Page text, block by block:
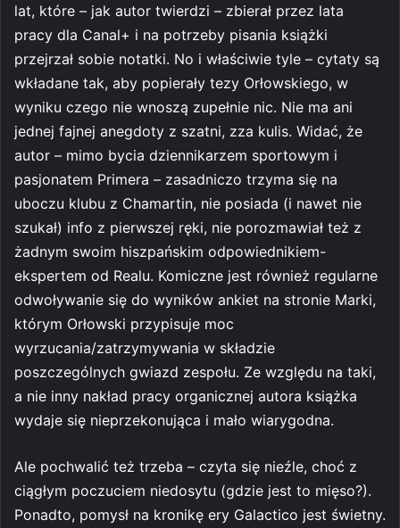
lat, które – jak autor twierdzi – zbierał przez lata
pracy dla Canal+ i na potrzeby pisania książki
przejrzał sobie notatki. No i właściwie tyle – cytaty są
wkładane tak, aby popierały tezy Orłowskiego, w
wyniku czego nie wnoszą zupełnie nic. Nie ma ani
jednej fajnej anegdoty z szatni, zza kulis. Widać, że
autor – mimo bycia dziennikarzem sportowym i
pasjonatem Primera – zasadniczo trzyma się na
uboczu klubu z Chamartin, nie posiada (i nawet nie
szukał) info z pierwszej ręki, nie porozmawiał też z
żadnym swoim hiszpańskim odpowiednikiem-
ekspertem od Realu. Komiczne jest również regularne
odwoływanie się do wyników ankiet na stronie Marki,
którym Orłowski przypisuje moc
wyrzucania/zatrzymywania w składzie
poszczególnych gwiazd zespołu. Ze względu na taki,
a nie inny nakład pracy organicznej autora książka
wydaje się nieprzekonująca i mało wiarygodna.
Ale pochwalić też trzeba – czyta się nieźle, choć z
ciągłym poczuciem niedosytu (gdzie jest to mięso?).
Ponadto, pomysł na kronikę ery Galactico jest świetny.